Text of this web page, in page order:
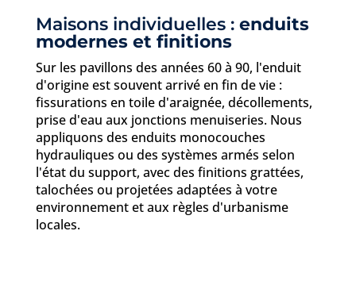
Maisons individuelles : enduits
modernes et finitions
Sur les pavillons des années 60 à 90, l'enduit
d'origine est souvent arrivé en fin de vie :
fissurations en toile d'araignée, décollements,
prise d'eau aux jonctions menuiseries. Nous
appliquons des enduits monocouches
hydrauliques ou des systèmes armés selon
l'état du support, avec des finitions grattées,
talochées ou projetées adaptées à votre
environnement et aux règles d'urbanisme
locales.